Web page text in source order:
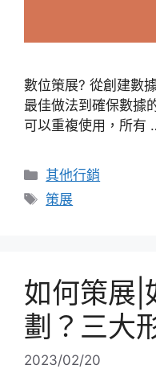
數位策展? 從創建數
最佳做法到確保數據
可以重複使用，所有
分
類
其他行銷
標
策展
如何策展|
劃？三大
2023/02/20